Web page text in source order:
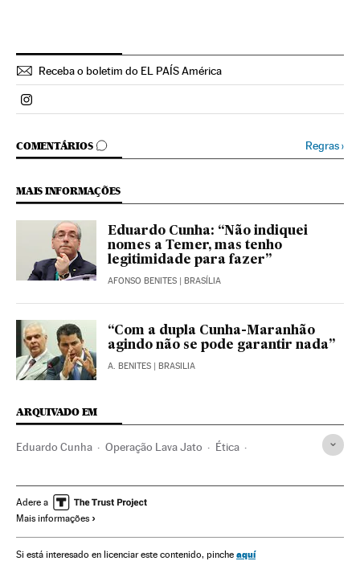
Receba o boletim do EL PAÍS América
Politica El País Brasil en Instagram
COMENTÁRIOS
COMENTÁRIOS Regras›
MAIS INFORMAÇÕES
Eduardo Cunha: “Não indiquei
nomes a Temer, mas tenho
legitimidade para fazer”
AFONSO BENITES | BRASÍLIA
“Com a dupla Cunha-Maranhão
agindo não se pode garantir nada”
A. BENITES | BRASILIA
ARQUIVADO EM
Eduardo Cunha Operação Lava Jato Ética
Caso Petrobras Câmara Deputados
Congresso Nacional Corrupção política Caixa dois
Adere a
Mais informações
Si está interesado en licenciar este contenido, pinche aquí